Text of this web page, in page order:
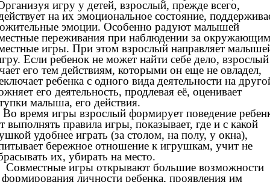
игру у детей, взрослый, прежде всего,
на их эмоциональное состояние,
эмоции. Особенно радуют малышей
переживания при наблюдении за
игры. При этом взрослый направляет
Если ребенок не может найти себе дело, взрослый
его тем действиям, которыми он еще не овладел,
ребенка с одного вида деятельности на
его деятельность, продлевая её, оценивает
малыша, его действия.
игры взрослый формирует поведение
выполнять правила игры, показывает, где и с какой
удобнее играть (за столом, на полу, у окна),
бережное отношение к игрушкам, учит не
их, убирать на место.
игры открывают большие возможности
личности ребенка, проявления им